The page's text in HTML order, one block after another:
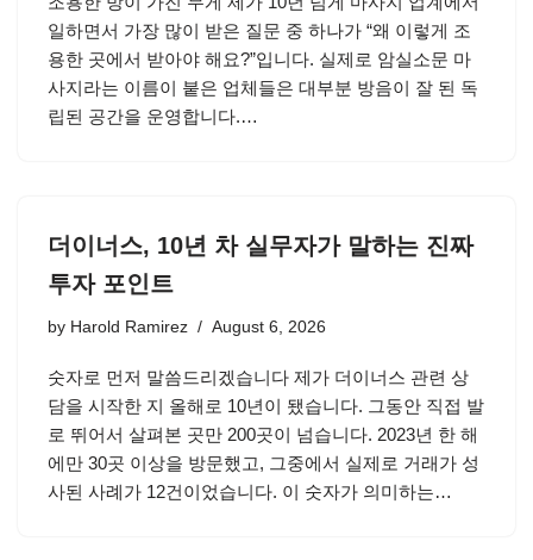
일하면서 가장 많이 받은 질문 중 하나가 “왜 이렇게 조
용한 곳에서 받아야 해요?”입니다. 실제로 암실소문 마
사지라는 이름이 붙은 업체들은 대부분 방음이 잘 된 독
립된 공간을 운영합니다.…
더이너스, 10년 차 실무자가 말하는 진짜
투자 포인트
by Harold Ramirez August 6, 2026
숫자로 먼저 말씀드리겠습니다 제가 더이너스 관련 상
담을 시작한 지 올해로 10년이 됐습니다. 그동안 직접 발
로 뛰어서 살펴본 곳만 200곳이 넘습니다. 2023년 한 해
에만 30곳 이상을 방문했고, 그중에서 실제로 거래가 성
사된 사례가 12건이었습니다. 이 숫자가 의미하는…